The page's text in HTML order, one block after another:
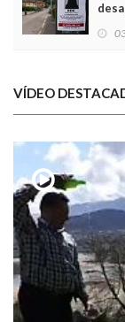
VÍDEO